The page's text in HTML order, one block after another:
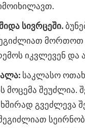
სივრცეში.
იკვლევენ და
საკლასო
შეუძლია.
ხშირად